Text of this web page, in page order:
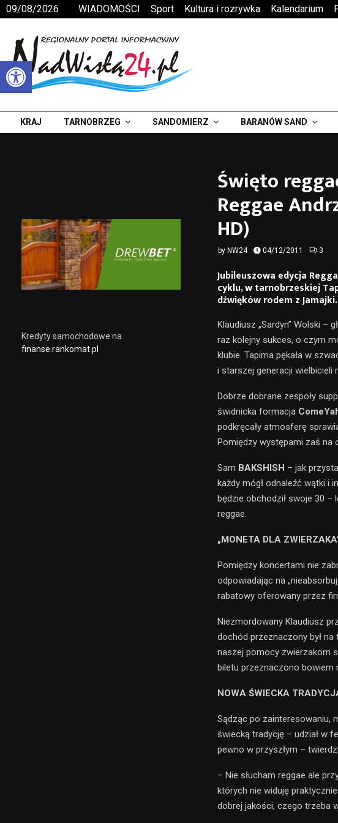
Otwórz pasek narzędzi
09/08/2026 WIADOMOŚCI Sport Kultura i rozrywka Kalendarium
KRAJ TARNOBRZEG SANDOMIERZ BARANÓW SAND
Święto
Reggae
HD)
by NW24 04/12/2011 3
Jubileuszowa edycja
cyklu, w tarnobrzeskiej
dźwięków rodem z Jamajki.
Klaudiusz „Sardyn” Wolski –
raz kolejny sukces, o czym
klubie. Tapima pękała w
i starszej generacji wielbicieli
Dobrze dobrane zespoły
świdnicka formacja
podkręcały atmosferę
Pomiędzy występami zaś na
Sam BAKSHISH – jak
każdy mógł odnaleźć wątki i
będzie obchodził swoje 30 –
reggae.
„MONETA DLA
Pomiędzy koncertami nie
odpowiadając na
rabatowy oferowany przez
Niezmordowany Klaudiusz
dochód przeznaczony był
naszej pomocy zwierzakom
biletu przeznaczono bowiem
NOWA ŚWIECKA
Sądząc po zainteresowaniu,
świecką tradycję – udział w
pewno w przyszłym –
– Nie słucham reggae ale
których nie widuję
dobrej jakości, czego trzeba
Kredyty samochodowe na
finanse.rankomat.pl